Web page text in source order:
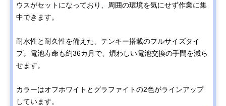
ウスがセットになっており、周囲の環境を気にせず作業に集
中できます。
耐水性と耐久性を備えた、テンキー搭載のフルサイズタイ
プ。電池寿命も約36カ月で、煩わしい電池交換の手間を減ら
せます。
カラーはオフホワイトとグラファイトの2色がラインアップ
しています。